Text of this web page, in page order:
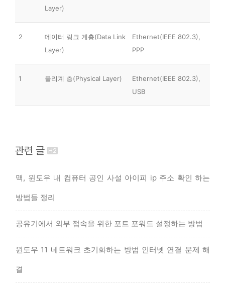
Layer)
2
데이터 링크 계층(Data Link
Layer)
Ethernet(IEEE 802.3),
PPP
1 물리계 층(Physical Layer)
Ethernet(IEEE 802.3),
USB
관련 글
맥, 윈도우 내 컴퓨터 공인 사설 아이피 ip 주소 확인 하는
방법들 정리
공유기에서 외부 접속을 위한 포트 포워드 설정하는 방법
윈도우 11 네트워크 초기화하는 방법 인터넷 연결 문제 해
결